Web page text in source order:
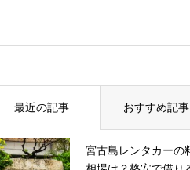
最近の記事 おすすめ記事
宮古島レンタカーの